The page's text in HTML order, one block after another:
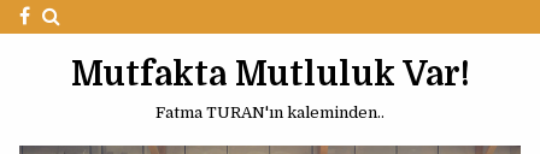
Mutfakta Mutluluk Var!
Fatma TURAN'ın kaleminden..